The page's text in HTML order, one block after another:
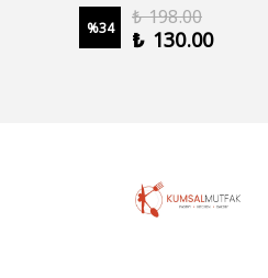
%34
₺ 198.00
₺ 130.00